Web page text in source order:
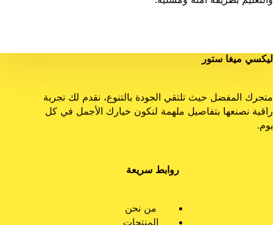
ليكسي ميغا ستور
متجرك المفضل حيث تلتقي الجودة بالتنوع، نقدم لك تجربة
راقية نصنعها بتفاصيل ملهمة لنكون خيارك الأجمل في كل
يوم.
روابط سريعة
من نحن